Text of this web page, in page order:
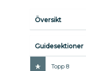
Översikt
Guidesektioner
Topp 8